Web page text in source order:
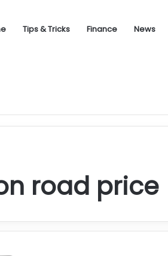
Tips & Tricks Finance News
road price